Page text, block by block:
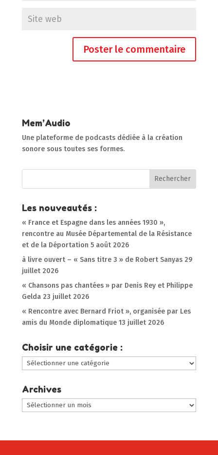
Mem’Audio
Une plateforme de podcasts dédiée à la création
sonore sous toutes ses formes.
Les nouveautés :
« France et Espagne dans les années 1930 »,
rencontre au Musée Départemental de la Résistance
et de la Déportation 5 août 2026
à livre ouvert – « Sans titre 3 » de Robert Sanyas 29
juillet 2026
« Chansons pas chantées » par Denis Rey et Philippe
Gelda 23 juillet 2026
« Rencontre avec Bernard Friot », organisée par Les
amis du Monde diplomatique 13 juillet 2026
Choisir une catégorie :
Choisir
une
catégorie
:
Archives
Archives